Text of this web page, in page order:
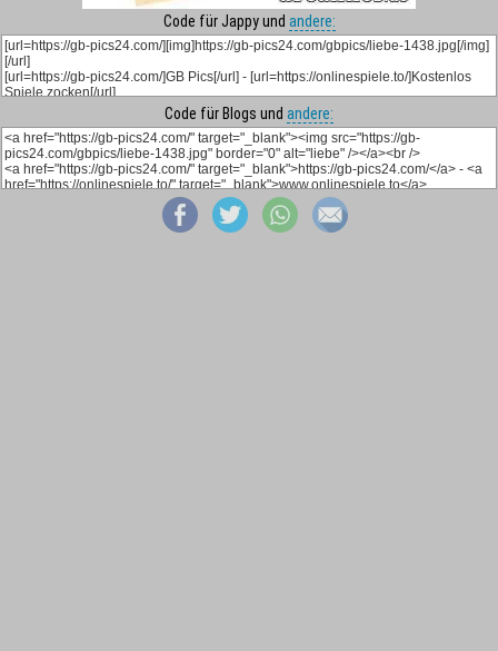
Code für Jappy und andere:
Code für Blogs und andere: